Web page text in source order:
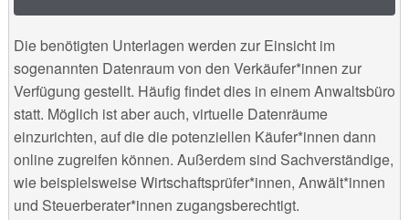
Die benötigten Unterlagen werden zur Einsicht im
sogenannten Datenraum von den Verkäufer*innen zur
Verfügung gestellt. Häufig findet dies in einem Anwaltsbüro
statt. Möglich ist aber auch, virtuelle Datenräume
einzurichten, auf die die potenziellen Käufer*innen dann
online zugreifen können. Außerdem sind Sachverständige,
wie beispielsweise Wirtschaftsprüfer*innen, Anwält*innen
und Steuerberater*innen zugangsberechtigt.